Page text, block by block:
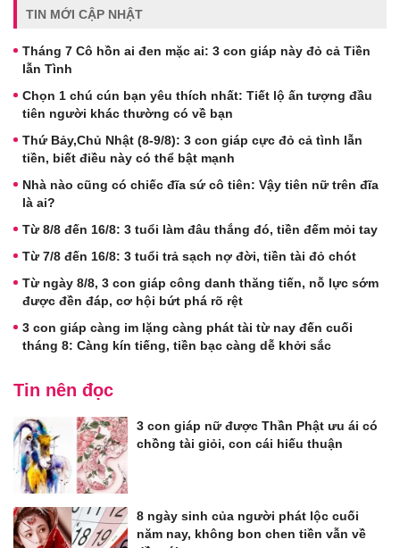
TIN MỚI CẬP NHẬT
Tháng 7 Cô hồn ai đen mặc ai: 3 con giáp này đỏ cả Tiền
lẫn Tình
Chọn 1 chú cún bạn yêu thích nhất: Tiết lộ ấn tượng đầu
tiên người khác thường có về bạn
Thứ Bảy,Chủ Nhật (8-9/8): 3 con giáp cực đỏ cả tình lẫn
tiền, biết điều này có thể bật mạnh
Nhà nào cũng có chiếc đĩa sứ cô tiên: Vậy tiên nữ trên đĩa
là ai?
Từ 8/8 đến 16/8: 3 tuổi làm đâu thắng đó, tiền đếm mỏi tay
Từ 7/8 đến 16/8: 3 tuổi trả sạch nợ đời, tiền tài đỏ chót
Từ ngày 8/8, 3 con giáp công danh thăng tiến, nỗ lực sớm
được đền đáp, cơ hội bứt phá rõ rệt
3 con giáp càng im lặng càng phát tài từ nay đến cuối
tháng 8: Càng kín tiếng, tiền bạc càng dễ khởi sắc
Tin nên đọc
3 con giáp nữ được Thần Phật ưu ái có
chồng tài giỏi, con cái hiếu thuận
8 ngày sinh của người phát lộc cuối
năm nay, không bon chen tiền vẫn về